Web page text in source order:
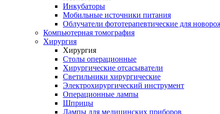
Инкубаторы
Мобильные источники питания
Облучатели фототерапевтические для
Компьютерная томография
Хирургия
Хирургия
Столы операционные
Хирургические отсасыватели
Светильники хирургические
Электрохирургический инструмент
Операционные лампы
Шприцы
Лампы для медицинских приборов